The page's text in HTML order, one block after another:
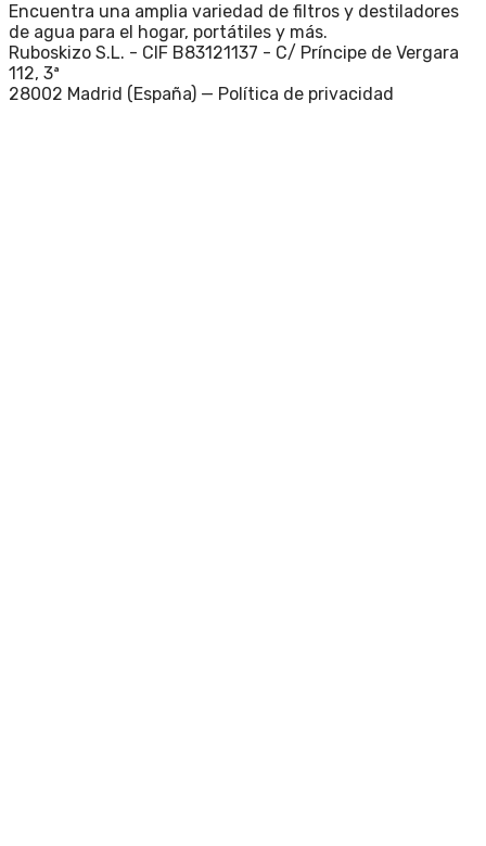
Encuentra una amplia variedad de filtros y destiladores
de agua para el hogar, portátiles y más.
Ruboskizo S.L. - CIF B83121137 - C/ Príncipe de Vergara
112, 3ª
28002 Madrid (España) — Política de privacidad